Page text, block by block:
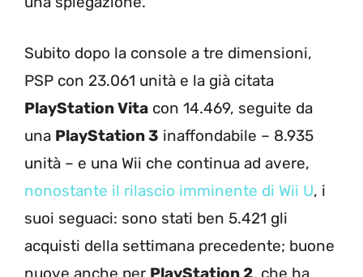
Subito dopo la console a tre dimensioni,
PSP con 23.061 unità e la già citata
PlayStation Vita con 14.469, seguite da
una PlayStation 3 inaffondabile – 8.935
unità – e una Wii che continua ad avere,
nonostante il rilascio imminente di Wii U, i
suoi seguaci: sono stati ben 5.421 gli
acquisti della settimana precedente; buone